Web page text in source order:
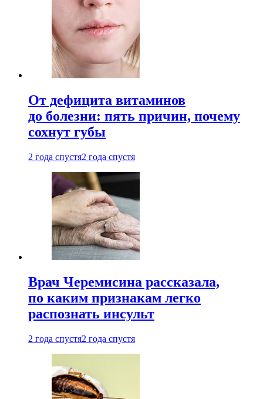
От дефицита витаминов
до болезни: пять причин, почему
сохнут губы
2 года спустя2 года спустя
Врач Черемисина рассказала,
по каким признакам легко
распознать инсульт
2 года спустя2 года спустя